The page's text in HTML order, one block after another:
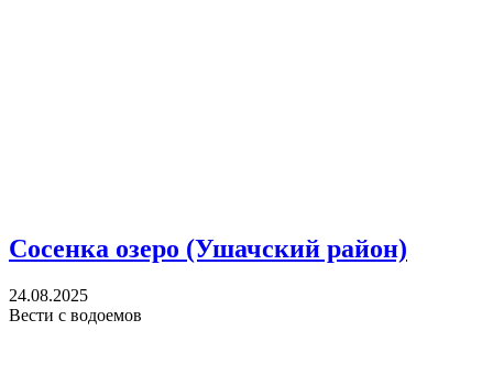
Сосенка озеро (Ушачский район)
24.08.2025
Вести с водоемов